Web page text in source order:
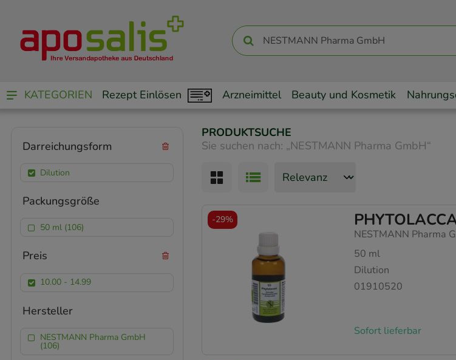
KATEGORIEN Rezept Einlösen Arzneimittel Beauty und Kosmetik
PRODUKTSUCHE
Sie suchen nach: „NESTMANN Pharma GmbH“
NESTMANN Pharma
50 ml
Dilution
01910520
Sofort lieferbar
-29%
Darreichungsform
Dilution
Packungsgröße
50 ml (106)
Preis
10.00 - 14.99
Hersteller
NESTMANN Pharma GmbH
(106)